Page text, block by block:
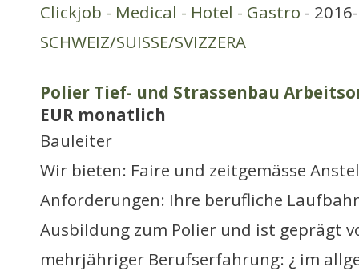
Clickjob - Medical - Hotel - Gastro -
SCHWEIZ/SUISSE/SVIZZERA
Polier Tief- und Strassenbau
EUR monatlich
Bauleiter
Wir bieten: Faire und zeitgemässe
Anforderungen: Ihre berufliche
Ausbildung zum Polier und ist geprägt
mehrjähriger Berufserfahrung: ¿ im